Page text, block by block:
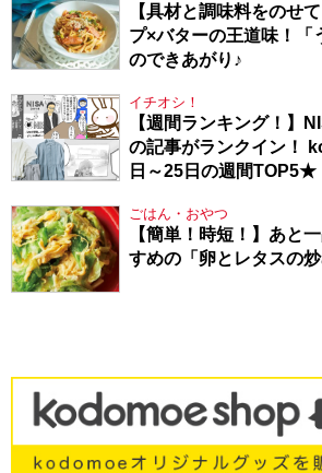
【具材と調味料をのせ
プ×バターの王道味！「
のできあがり♪
イチオシ！
【週間ランキング！】
の記事がランクイン！
日～25日の週間TOP5★
ごはん・おやつ
【簡単！時短！】あと
すめの「卵とレタスの